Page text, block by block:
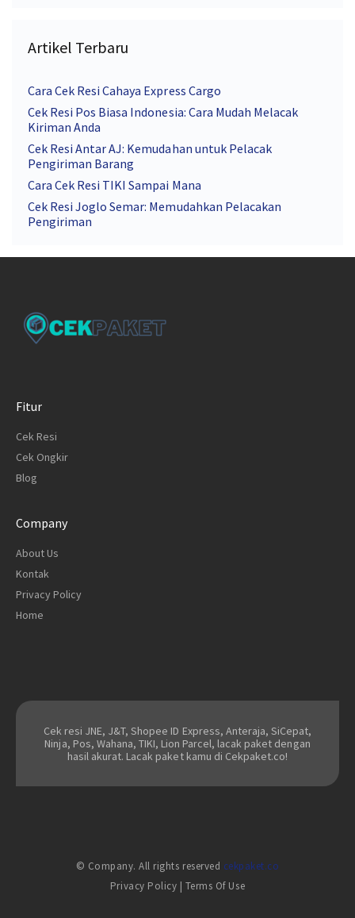
Artikel Terbaru
Cara Cek Resi Cahaya Express Cargo
Cek Resi Pos Biasa Indonesia: Cara Mudah Melacak
Kiriman Anda
Cek Resi Antar AJ: Kemudahan untuk Pelacak
Pengiriman Barang
Cara Cek Resi TIKI Sampai Mana
Cek Resi Joglo Semar: Memudahkan Pelacakan
Pengiriman
Fitur
Cek Resi
Cek Ongkir
Blog
Company
About Us
Kontak
Privacy Policy
Home
Cek resi JNE, J&T, Shopee ID Express, Anteraja, SiCepat,
Ninja, Pos, Wahana, TIKI, Lion Parcel, lacak paket dengan
hasil akurat. Lacak paket kamu di Cekpaket.co!
© Company. All rights reserved cekpaket.co
Privacy Policy | Terms Of Use